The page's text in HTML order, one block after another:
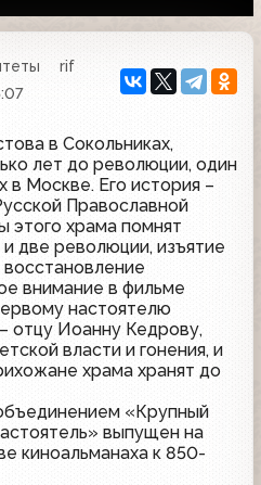
rif
в Сокольниках,
лет до революции, один
в Москве. Его история –
Православной
этого храма помнят
две революции, изъятие
внимание в фильме
настоятелю
отцу Иоанну Кедрову,
власти и гонения, и
храма хранят до
«Крупный
выпущен на
киноальманаха к 850-